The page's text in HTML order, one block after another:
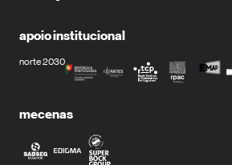
apoio institucional
norte 2030
mecenas